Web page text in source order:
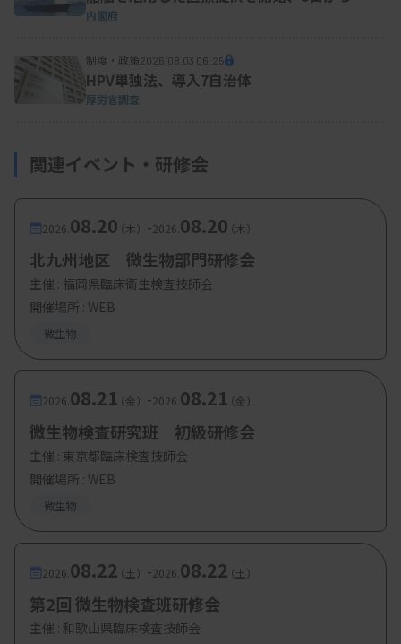
参考人として出席した臨床検査技師の中村竜也氏
の現場に影響を与えることを指摘。病院検査室や検
査センターではシステム変更、改修が必要になると
対象抗菌薬の変更は継続審議
一方、届け出基準の対象抗菌薬の変更については、
事務局案への意見がいくつかあったため、大曲貴夫
委員長（国立国際医療研究センター病院）は「もう
少し整理が必要」と継続審議とする意向を示した。
次回会合は早ければ5月にも開かれる見込み。厚労
で、その後、基準変更等に伴う省令改正等を進め、
2026年4月からの変更を目指す。
資料はこちら
内閣府
制度・政策2026.08.03 06:25
HPV単独法、導入7自治体
厚労省調査
関連イベント・研修会
2026. 08.20（木） -2026. 08.20（木）
北九州地区 微生物部門研修会
主催 : 福岡県臨床衛生検査技師会
開催場所 : WEB
微生物
2026. 08.21（金） -2026. 08.21（金）
微生物検査研究班 初級研修会
主催 : 東京都臨床検査技師会
開催場所 : WEB
微生物
2026. 08.22（土） -2026. 08.22（土）
第2回 微生物検査班研修会
主催 : 和歌山県臨床検査技師会